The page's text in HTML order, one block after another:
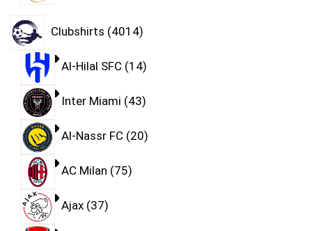
Clubshirts 4014
Al-Hilal SFC 14
Inter Miami 43
Al-Nassr FC 20
AC Milan 75
Ajax 37